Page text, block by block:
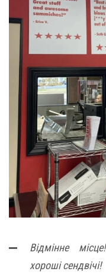
Відмінне
хороші сендвічі!